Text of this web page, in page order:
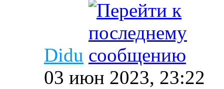
Didu
03 июн 2023, 23:22